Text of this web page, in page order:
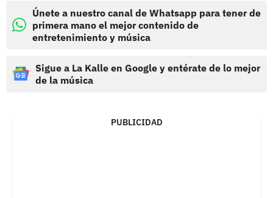
Únete a nuestro canal de Whatsapp para tener de
primera mano el mejor contenido de
entretenimiento y música
Sigue a La Kalle en Google y entérate de lo mejor
de la música
PUBLICIDAD